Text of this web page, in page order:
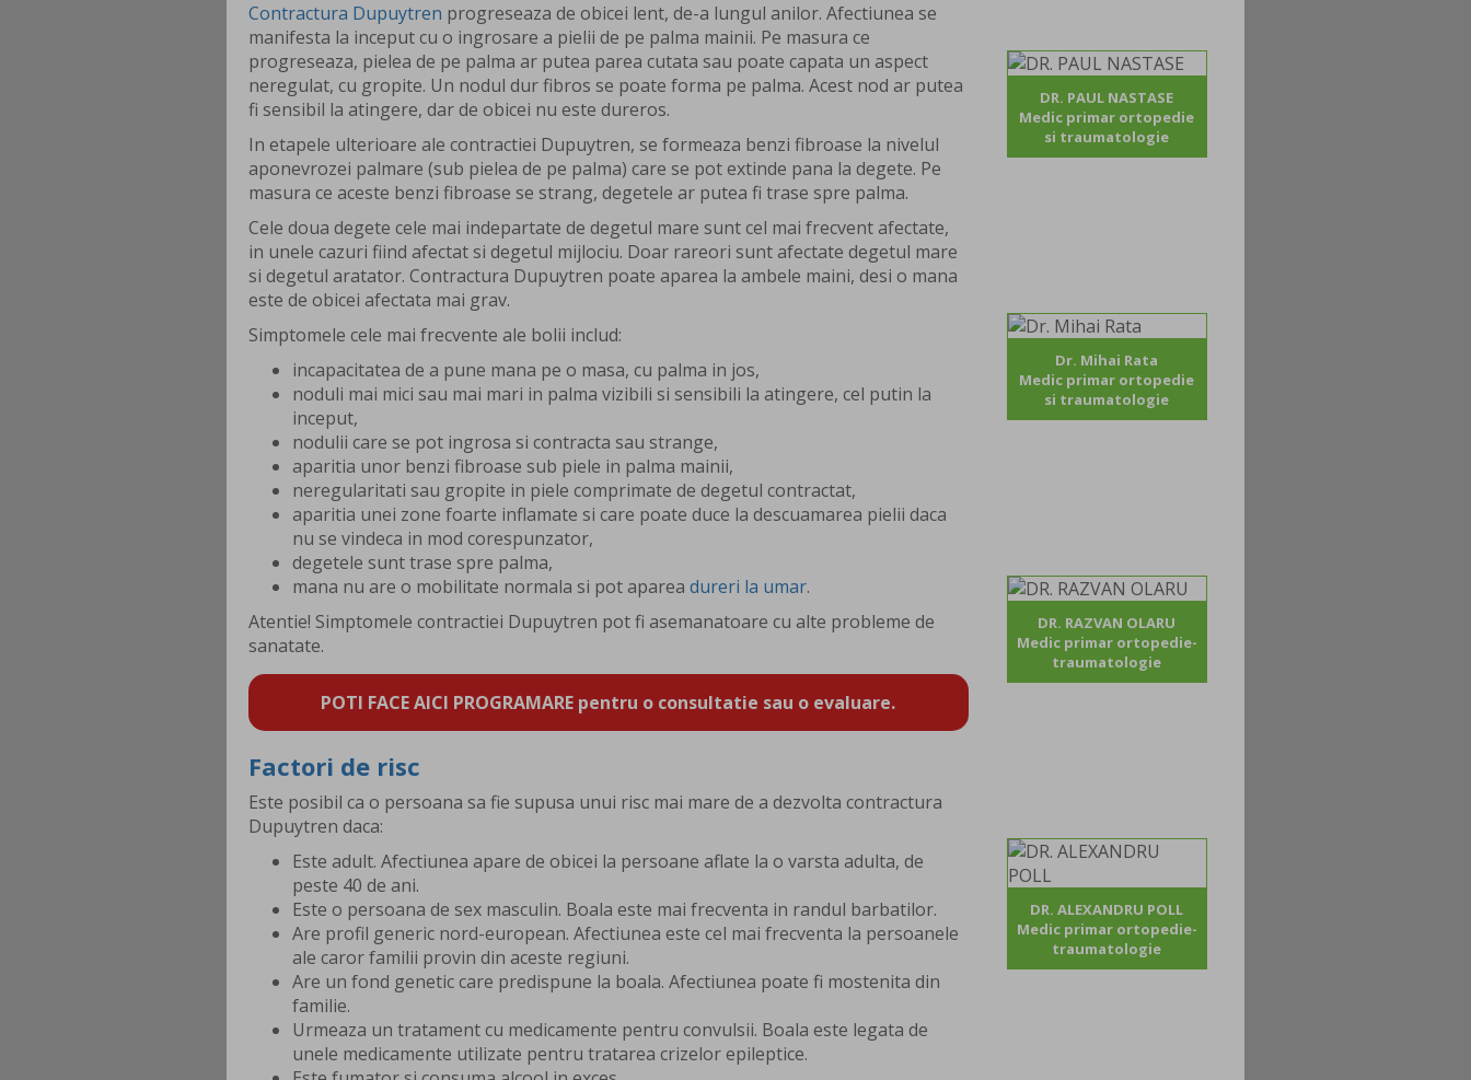
Contractura Dupuytren progreseaza de obicei lent, de-a lungul anilor. Afectiunea se
manifesta la inceput cu o ingrosare a pielii de pe palma mainii. Pe masura ce
progreseaza, pielea de pe palma ar putea parea cutata sau poate capata un aspect
neregulat, cu gropite. Un nodul dur fibros se poate forma pe palma. Acest nod ar putea
fi sensibil la atingere, dar de obicei nu este dureros.
In etapele ulterioare ale contractiei Dupuytren, se formeaza benzi fibroase la nivelul
aponevrozei palmare (sub pielea de pe palma) care se pot extinde pana la degete. Pe
masura ce aceste benzi fibroase se strang, degetele ar putea fi trase spre palma.
Cele doua degete cele mai indepartate de degetul mare sunt cel mai frecvent afectate,
in unele cazuri fiind afectat si degetul mijlociu. Doar rareori sunt afectate degetul mare
si degetul aratator. Contractura Dupuytren poate aparea la ambele maini, desi o mana
este de obicei afectata mai grav.
Simptomele cele mai frecvente ale bolii includ:
incapacitatea de a pune mana pe o masa, cu palma in jos,
noduli mai mici sau mai mari in palma vizibili si sensibili la atingere, cel putin la
inceput,
nodulii care se pot ingrosa si contracta sau strange,
aparitia unor benzi fibroase sub piele in palma mainii,
neregularitati sau gropite in piele comprimate de degetul contractat,
aparitia unei zone foarte inflamate si care poate duce la descuamarea pielii daca
nu se vindeca in mod corespunzator,
degetele sunt trase spre palma,
mana nu are o mobilitate normala si pot aparea dureri la umar.
Atentie! Simptomele contractiei Dupuytren pot fi asemanatoare cu alte probleme de
sanatate.
POTI FACE AICI PROGRAMARE pentru o consultatie sau o evaluare.
Factori de risc
Este posibil ca o persoana sa fie supusa unui risc mai mare de a dezvolta contractura
Dupuytren daca:
Este adult. Afectiunea apare de obicei la persoane aflate la o varsta adulta, de
peste 40 de ani.
Este o persoana de sex masculin. Boala este mai frecventa in randul barbatilor.
Are profil generic nord-european. Afectiunea este cel mai frecventa la persoanele
ale caror familii provin din aceste regiuni.
Are un fond genetic care predispune la boala. Afectiunea poate fi mostenita din
familie.
Urmeaza un tratament cu medicamente pentru convulsii. Boala este legata de
unele medicamente utilizate pentru tratarea crizelor epileptice.
DR. PAUL NASTASE
Medic primar ortopedie
si traumatologie
Dr. Mihai Rata
Medic primar ortopedie
si traumatologie
DR. RAZVAN OLARU
Medic primar ortopedie-
traumatologie
DR. ALEXANDRU POLL
Medic primar ortopedie-
traumatologie